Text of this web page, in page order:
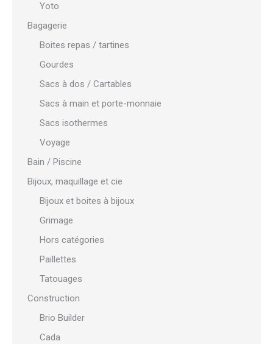
Yoto
Bagagerie
Boites repas / tartines
Gourdes
Sacs à dos / Cartables
Sacs à main et porte-monnaie
Sacs isothermes
Voyage
Bain / Piscine
Bijoux, maquillage et cie
Bijoux et boites à bijoux
Grimage
Hors catégories
Paillettes
Tatouages
Construction
Brio Builder
Cada